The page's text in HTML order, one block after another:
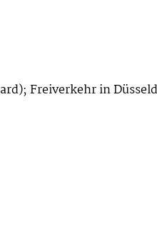
Freiverkehr in